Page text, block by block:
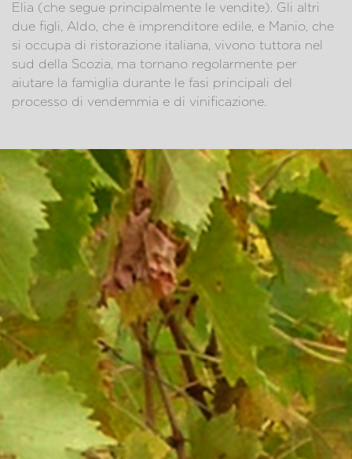
Elia (che segue principalmente le vendite). Gli altri
due figli, Aldo, che è imprenditore edile, e Manio, che
si occupa di ristorazione italiana, vivono tuttora nel
sud della Scozia, ma tornano regolarmente per
aiutare la famiglia durante le fasi principali del
processo di vendemmia e di vinificazione.